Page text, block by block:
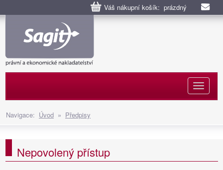
Váš nákupní košík: prázdný
Navigace: Úvod » Předpisy
Nepovolený přístup